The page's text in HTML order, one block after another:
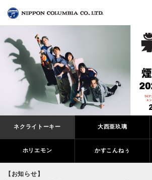
閉じる
TOP
リリース
アーティスト
ジャンル
ネクライトーキー 大西亜玖璃
ホリエモン かすこんねぅ
【お知らせ】